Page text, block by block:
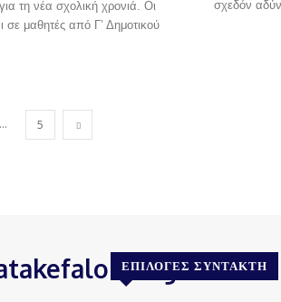
τη νέα σχολική χρονιά. Οι
σε μαθητές από Γ’ Δημοτικού
σχεδόν
... 5
ΕΠΙΛΟΓΈΣ ΣΥΝΤΆΚΤΗ